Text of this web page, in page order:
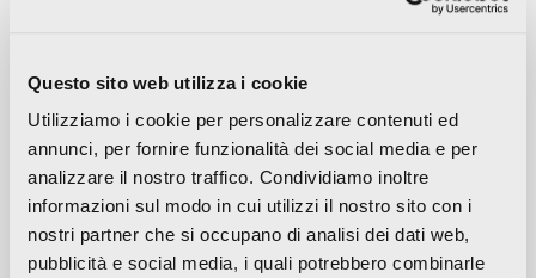
Questo sito web utilizza i cookie
Utilizziamo i cookie per personalizzare contenuti ed
annunci, per fornire funzionalità dei social media e per
analizzare il nostro traffico. Condividiamo inoltre
informazioni sul modo in cui utilizzi il nostro sito con i
nostri partner che si occupano di analisi dei dati web,
pubblicità e social media, i quali potrebbero combinarle
Maggio 2023
Aprile 2023
Settembre 2022
Marzo 2022
Ottobre 2021
Settembre 2021